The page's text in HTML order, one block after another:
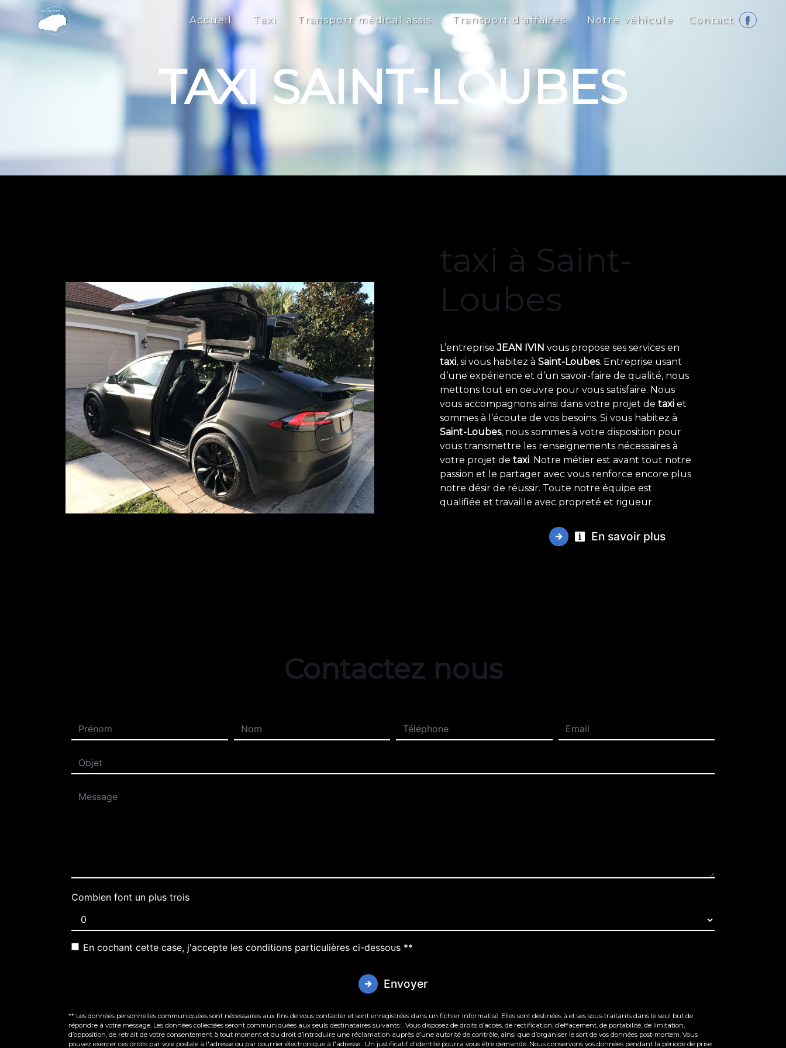
Accueil Taxi Transport médical assis Transport d'affaires Notre véhicule Contact
TAXI SAINT-LOUBES
taxi à Saint-
Loubes
L’entrepriseJEAN IVIN vous propose ses services en
taxi, si vous habitez à Saint-Loubes. Entreprise usant
d’une expérience et d’un savoir-faire de qualité, nous
mettons tout en oeuvre pour vous satisfaire. Nous
vous accompagnons ainsi dans votre projet de taxi et
sommes à l’écoute de vos besoins. Si vous habitez à
Saint-Loubes, nous sommes à votre disposition pour
vous transmettre les renseignements nécessaires à
votre projet de taxi. Notre métier est avant tout notre
passion et le partager avec vous renforce encore plus
notre désir de réussir. Toute notre équipe est
qualifiée et travaille avec propreté et rigueur.
En savoir plus
Contactez nous
Combien font un plus trois
En cochant cette case, j'accepte les conditions particulières ci-dessous **
Envoyer
** Les données personnelles communiquées sont nécessaires aux fins de vous contacter et sont enregistrées dans un fichier informatisé. Elles sont destinées à et ses sous-traitants dans le seul but de
répondre à votre message. Les données collectées seront communiquées aux seuls destinataires suivants: . Vous disposez de droits d’accès, de rectification, d’effacement, de portabilité, de limitation,
d’opposition, de retrait de votre consentement à tout moment et du droit d’introduire une réclamation auprès d’une autorité de contrôle, ainsi que d’organiser le sort de vos données post-mortem. Vous
pouvez exercer ces droits par voie postale à l'adresse ou par courrier électronique à l'adresse . Un justificatif d'identité pourra vous être demandé. Nous conservons vos données pendant la période de prise
Panneau de gestion des cookies